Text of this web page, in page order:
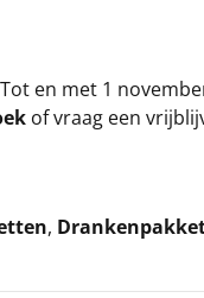
en met 1
of vraag een
,